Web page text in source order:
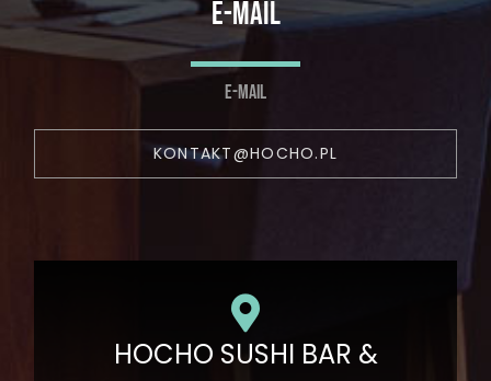
E-MAIL
E-MAIL
KONTAKT@HOCHO.PL
HOCHO SUSHI BAR &